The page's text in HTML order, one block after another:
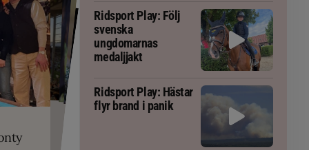
är allt
fång
blivit
tränaren
Ridsport Play: Följ
svenska
ungdomarnas
medaljjakt
Ridsport Play: Hästar
flyr brand i panik